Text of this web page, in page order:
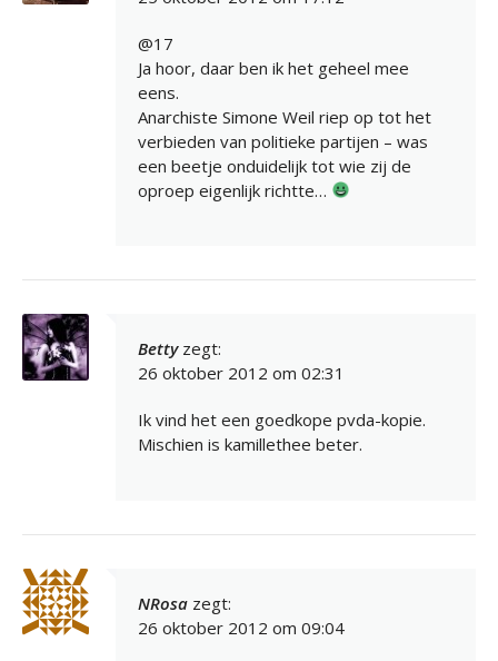
@17
Ja hoor, daar ben ik het geheel mee
eens.
Anarchiste Simone Weil riep op tot het
verbieden van politieke partijen – was
een beetje onduidelijk tot wie zij de
oproep eigenlijk richtte…
Betty zegt:
26 oktober 2012 om 02:31
Ik vind het een goedkope pvda-kopie.
Mischien is kamillethee beter.
NRosa zegt:
26 oktober 2012 om 09:04